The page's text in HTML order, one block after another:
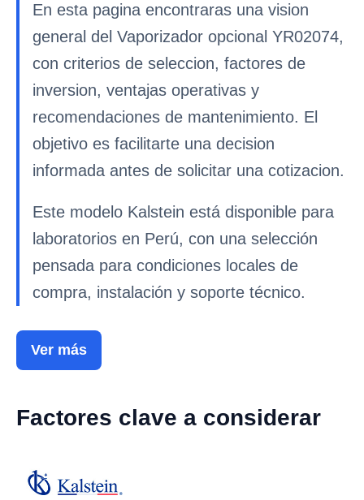
En esta pagina encontraras una vision
general del Vaporizador opcional YR02074,
con criterios de seleccion, factores de
inversion, ventajas operativas y
recomendaciones de mantenimiento. El
objetivo es facilitarte una decision
informada antes de solicitar una cotizacion.
Este modelo Kalstein está disponible para
laboratorios en Perú, con una selección
pensada para condiciones locales de
compra, instalación y soporte técnico.
Ver más
Factores clave a considerar